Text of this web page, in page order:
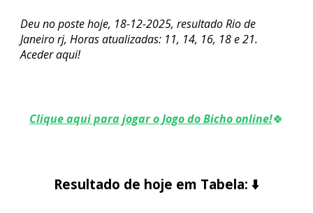
Deu no poste hoje, 18-12-2025, resultado Rio de
Janeiro rj, Horas atualizadas: 11, 14, 16, 18 e 21.
Aceder aqui!
Clique aqui para jogar o Jogo do Bicho online!🍀
Resultado de hoje em Tabela: ⬇️